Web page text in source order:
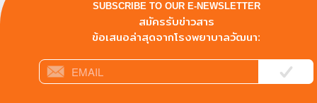
SUBSCRIBE TO OUR E-NEWSLETTER
สมัครรับข่าวสาร
ข้อเสนอล่าสุดจากโรงพยาบาลวัฒนา: